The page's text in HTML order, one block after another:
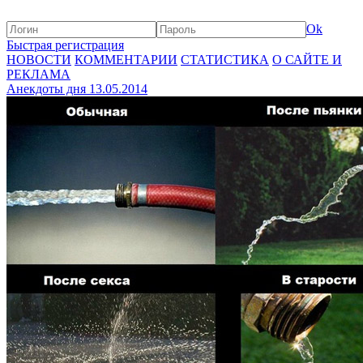
Ok
Быстрая регистрация
НОВОСТИ КОММЕНТАРИИ СТАТИСТИКА О САЙТЕ И
РЕКЛАМА
Анекдоты дня 13.05.2014